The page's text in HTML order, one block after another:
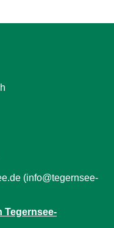
(info‎@‎tegernsee-
Tegernsee-